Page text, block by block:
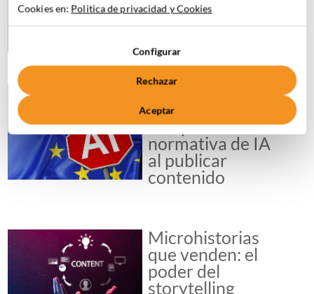
qué ha cambiado
debes saber para
cumplir la
normativa de IA
al publicar
contenido
Microhistorias
que venden: el
poder del
storytelling
Cookies en: Politica de privacidad y Cookies
Configurar
Rechazar
Aceptar